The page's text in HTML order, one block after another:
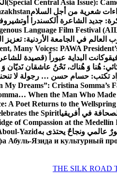
(Special Central Asia Issue):
شعرية من أجل السلام
جديد الشاعرة ألكسندرا
Language Film Festival
في الجامعة الأردنية: تعزيز
Many Voices: PAWA
وكانت البداية عبوراً (قصيدة
هُنا وَ هُناك، نَحْنُ عاشقان نَديّان
تكتب: حسام حسن … رجولة لا
My Dreams”: Cristina Somma’s
When the Man Who
A Poet Returns to the
في أفريقياthe Spirit
of Compassion at the
Yazid
Абуль-Язида и культурный